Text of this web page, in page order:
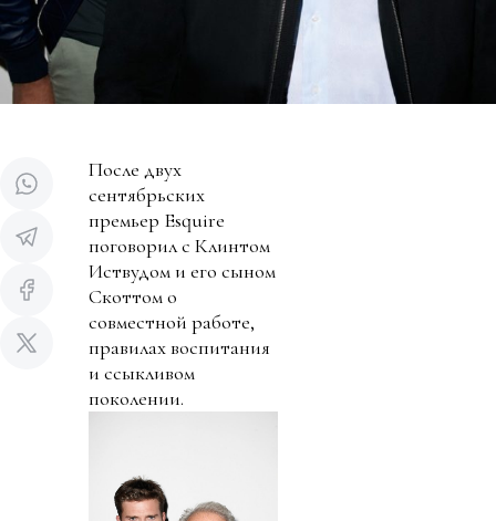
После двух
сентябрьских
премьер Esquire
поговорил с Клинтом
Иствудом и его сыном
Скоттом о
совместной работе,
правилах воспитания
и ссыкливом
поколении.